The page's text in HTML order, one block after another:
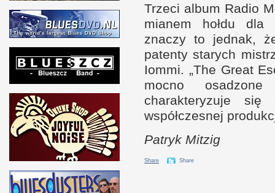
Trzeci album Radio
mianem hołdu dla
znaczy to jednak,
patenty starych
Iommi. „The Great
mocno
charakteryzuje się
współczesnej
Patryk Mitzig
Share Share